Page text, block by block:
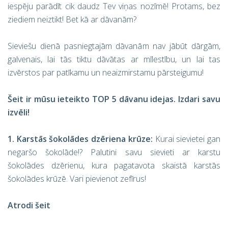
iespēju parādīt cik daudz Tev viņas nozīmē! Protams, bez
ziediem neiztikt! Bet kā ar dāvanām?
Sieviešu dienā pasniegtajām dāvanām nav jābūt dārgām,
galvenais, lai tās tiktu dāvātas ar mīlestību, un lai tas
izvērstos par patīkamu un neaizmirstamu pārsteigumu!
Šeit ir mūsu ieteikto TOP 5 dāvanu idejas. Izdari savu
izvēli!
1. Karstās šokolādes dzēriena krūze: Kurai sievietei gan
negaršo šokolāde!?
Palutini savu sievieti ar karstu
šokolādes dzērienu, kura pagatavota skaistā karstās
šokolādes krūzē. Vari pievienot zefīrus!
Atrodi šeit